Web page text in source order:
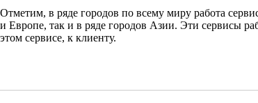
Отметим, в ряде городов по всему миру работа
и Европе, так и в ряде городов Азии. Эти сервисы
этом сервисе, к клиенту.